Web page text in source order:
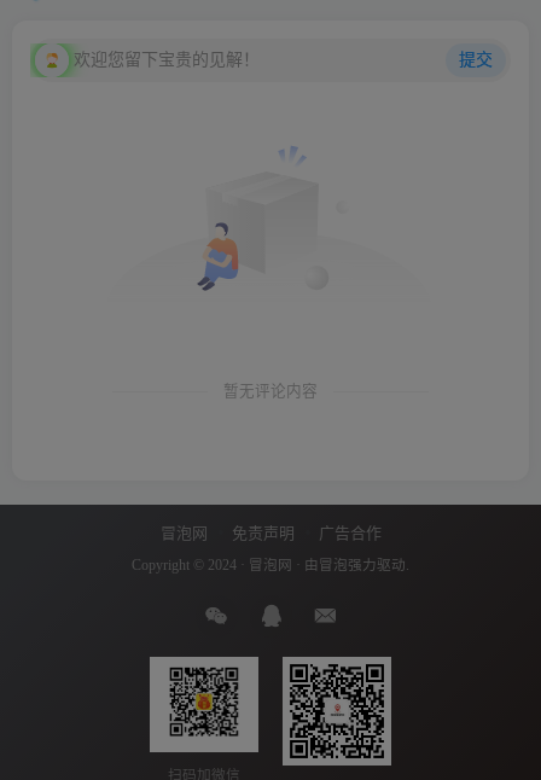
欢迎您留下宝贵的见解！ 提交
暂无评论内容
冒泡网 免责声明 广告合作
Copyright © 2024 · 冒泡网 · 由 冒泡 强力驱动.
扫码加微信